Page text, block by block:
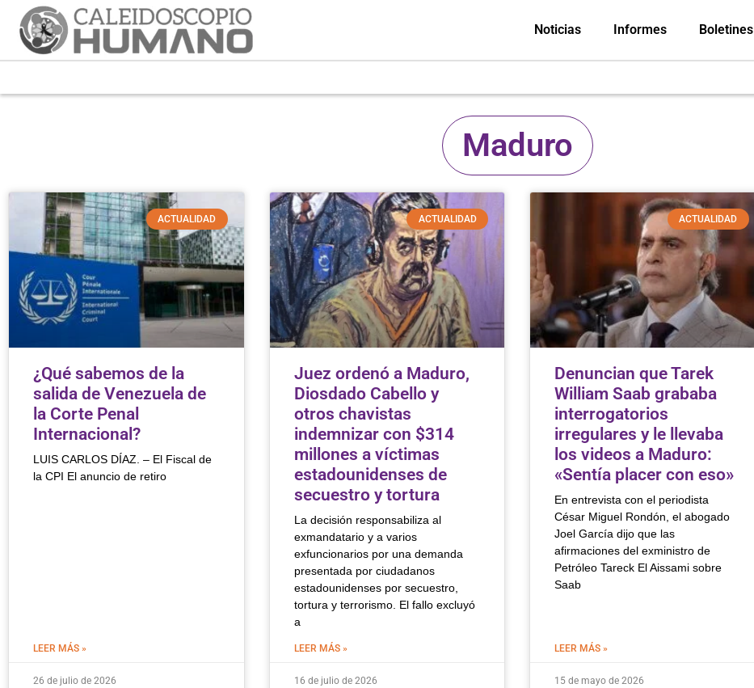
Noticias Informes Boletines
Maduro
ACTUALIDAD
¿Qué sabemos de la
salida de Venezuela de
la Corte Penal
Internacional?
LUIS CARLOS DÍAZ. – El Fiscal de
la CPI El anuncio de retiro
LEER MÁS »
26 de julio de 2026
ACTUALIDAD
Juez ordenó a Maduro,
Diosdado Cabello y
otros chavistas
indemnizar con $314
millones a víctimas
estadounidenses de
secuestro y tortura
La decisión responsabiliza al
exmandatario y a varios
exfuncionarios por una demanda
presentada por ciudadanos
estadounidenses por secuestro,
tortura y terrorismo. El fallo excluyó
a
LEER MÁS »
16 de julio de 2026
ACTUALIDAD
Denuncian que Tarek
William Saab grababa
interrogatorios
irregulares y le llevaba
los videos a Maduro:
«Sentía placer con eso»
En entrevista con el periodista
César Miguel Rondón, el abogado
Joel García dijo que las
afirmaciones del exministro de
Petróleo Tareck El Aissami sobre
Saab
LEER MÁS »
15 de mayo de 2026